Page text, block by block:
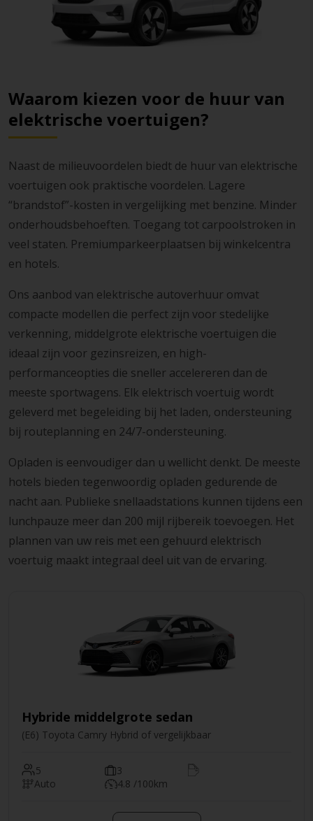
Waarom kiezen voor de huur van
elektrische voertuigen?
Naast de milieuvoordelen biedt de huur van elektrische
voertuigen ook praktische voordelen. Lagere
“brandstof”-kosten in vergelijking met benzine. Minder
onderhoudsbehoeften. Toegang tot carpoolstroken in
veel staten. Premiumparkeerplaatsen bij winkelcentra
en hotels.
Ons aanbod van elektrische autoverhuur omvat
compacte modellen die perfect zijn voor stedelijke
verkenning, middelgrote elektrische voertuigen die
ideaal zijn voor gezinsreizen, en high-
performanceopties die sneller accelereren dan de
meeste sportwagens. Elk elektrisch voertuig wordt
geleverd met begeleiding bij het laden, ondersteuning
bij routeplanning en 24/7-ondersteuning.
Opladen is eenvoudiger dan u wellicht denkt. De meeste
hotels bieden tegenwoordig opladen gedurende de
nacht aan. Publieke snellaadstations kunnen tijdens een
lunchpauze meer dan 200 mijl rijbereik toevoegen. Het
plannen van uw reis met een gehuurd elektrisch
voertuig maakt integraal deel uit van de ervaring.
Hybride middelgrote sedan
(E6) Toyota Camry Hybrid of vergelijkbaar
5
3
Auto
4.8 /100km